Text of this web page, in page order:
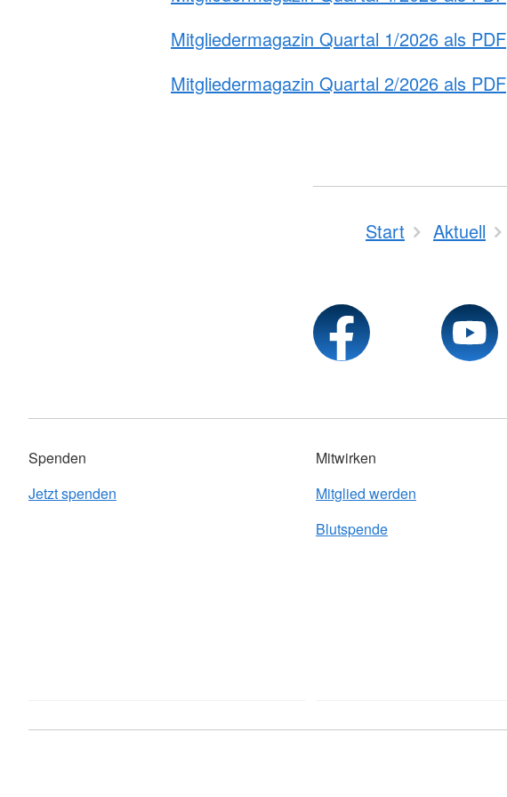
Mitgliedermagazin Quartal 1/2026 als PDF
Mitgliedermagazin Quartal 2/2026 als PDF
Start Aktuell
Spenden
Jetzt spenden
Mitwirken
Mitglied werden
Blutspende